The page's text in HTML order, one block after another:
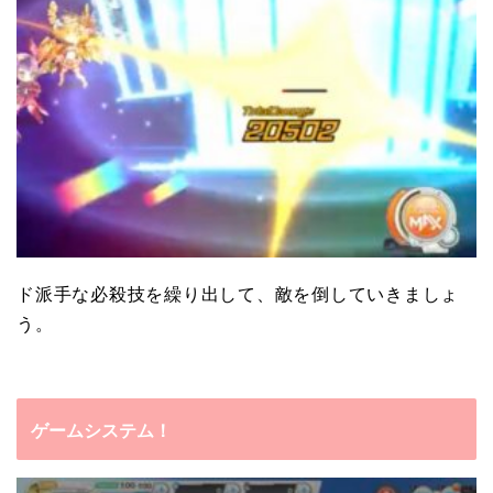
ド派手な必殺技を繰り出して
、敵を倒していきましょ
う。
ゲームシステム！